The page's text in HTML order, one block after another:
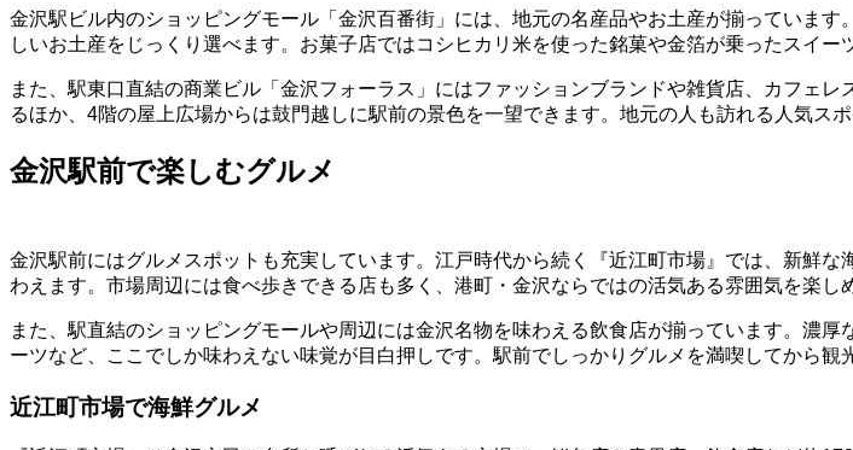
金沢駅ビル内のショッピングモール「金沢百番街」には、地元の名産品やお土産が揃っていま
しいお土産をじっくり選べます。お菓子店ではコシヒカリ米を使った銘菓や金箔が乗ったスイ
また、駅東口直結の商業ビル「金沢フォーラス」にはファッションブランドや雑貨店、カフェ
るほか、4階の屋上広場からは鼓門越しに駅前の景色を一望できます。地元の人も訪れる人気ス
金沢駅前で楽しむグルメ
金沢駅前にはグルメスポットも充実しています。江戸時代から続く『近江町市場』では、新鮮
わえます。市場周辺には食べ歩きできる店も多く、港町・金沢ならではの活気ある雰囲気を楽し
また、駅直結のショッピングモールや周辺には金沢名物を味わえる飲食店が揃っています。濃
ーツなど、ここでしか味わえない味覚が目白押しです。駅前でしっかりグルメを満喫してから観
近江町市場で海鮮グルメ